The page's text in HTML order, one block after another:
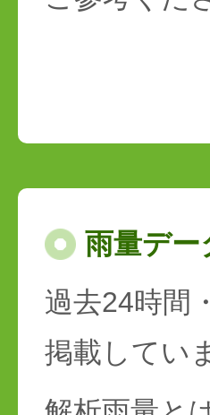
雨量デー
過去24時間
掲載してい